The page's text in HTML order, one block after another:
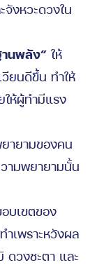
งหวะดวงใน
นพลัง” ให้
วียนดีขึ้น ทำให้
ให้ผู้ทำมีแรง
ายามของคน
ามพยายามนั้น
บเขตของ
เพราะหวังผล
ดวงชะตา และ